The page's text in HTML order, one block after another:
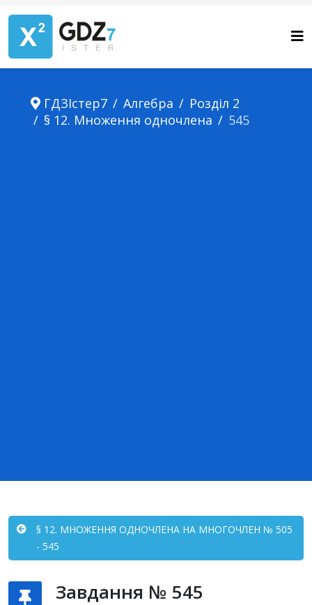
ГДЗІстер7 Алгебра
Розділ 2
§ 12. Множення одночлена
545
§ 12. МНОЖЕННЯ ОДНОЧЛЕНА НА МНОГОЧЛЕН № 505
- 545
Завдання № 545